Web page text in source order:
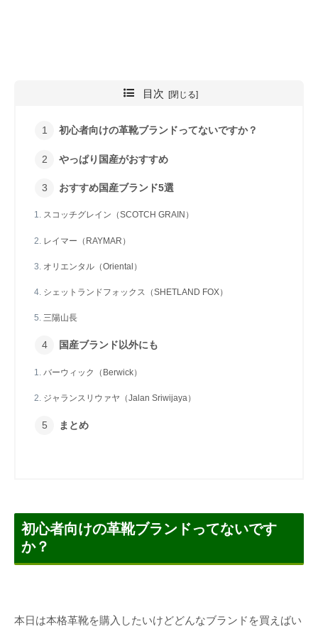
目次
初心者向けの革靴ブランドってないですか？
やっぱり国産がおすすめ
おすすめ国産ブランド5選
スコッチグレイン（SCOTCH GRAIN）
レイマー（RAYMAR）
オリエンタル（Oriental）
シェットランドフォックス（SHETLAND FOX）
三陽山長
国産ブランド以外にも
バーウィック（Berwick）
ジャランスリウァヤ（Jalan Sriwijaya）
まとめ
初心者向けの革靴ブランドってないです
か？
本日は本格革靴を購入したいけどどんなブランドを買えばい